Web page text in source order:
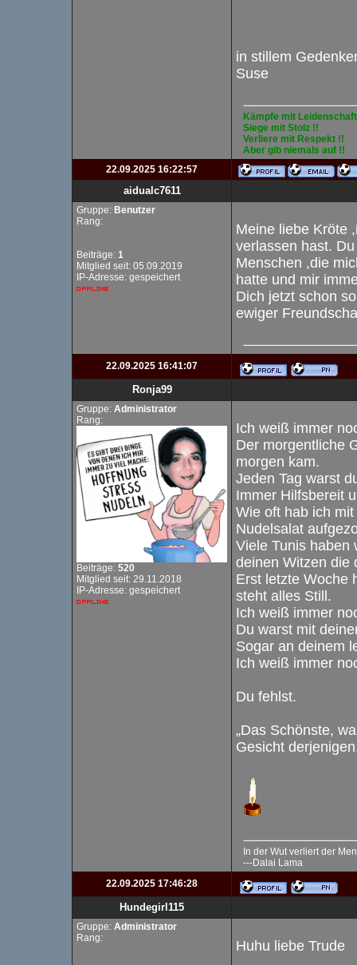
in stillem
Suse
Kämpfe mit
Siege mit Stolz !!
Verliere mit Respekt !!
Aber gib niemals auf !!
22.09.2025 16:22:57
aidualc7611
Gruppe: Benutzer
Rang:
Beiträge: 1
Mitglied seit: 05.09.2019
IP-Adresse: gespeichert
Meine liebe Kröte
verlassen hast.
Menschen ,die
hatte und mir
Dich jetzt schon
ewiger
22.09.2025 16:41:07
Ronja99
Gruppe: Administrator
Rang:
Beiträge: 520
Mitglied seit: 29.11.2018
IP-Adresse: gespeichert
Ich weiß immer
Der morgentliche
morgen kam.
Jeden Tag warst
Immer Hilfsbereit
Wie oft hab ich
Nudelsalat
Viele Tunis haben
deinen Witzen die
Erst letzte Woche
steht alles Still.
Ich weiß immer
Du warst mit
Sogar an deinem
Ich weiß immer
Du fehlst.
„Das Schönste,
Gesicht
In der Wut verliert der
---Dalai Lama
22.09.2025 17:46:28
Hundegirl115
Gruppe: Administrator
Rang:
Huhu liebe Trude